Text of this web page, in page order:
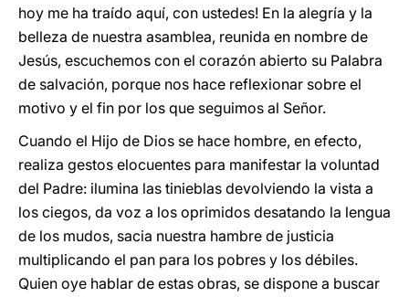
hoy me ha traído aquí, con ustedes! En la alegría y la
belleza de nuestra asamblea, reunida en nombre de
Jesús, escuchemos con el corazón abierto su Palabra
de salvación, porque nos hace reflexionar sobre el
motivo y el fin por los que seguimos al Señor.
Cuando el Hijo de Dios se hace hombre, en efecto,
realiza gestos elocuentes para manifestar la voluntad
del Padre: ilumina las tinieblas devolviendo la vista a
los ciegos, da voz a los oprimidos desatando la lengua
de los mudos, sacia nuestra hambre de justicia
multiplicando el pan para los pobres y los débiles.
Quien oye hablar de estas obras, se dispone a buscar